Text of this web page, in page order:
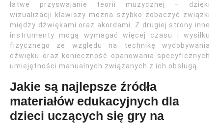
łatwe przyswajanie teorii muzycznej – dzięki
wizualizacji klawiszy można szybko zobaczyć związki
między dźwiękami oraz akordami. Z drugiej strony inne
instrumenty mogą wymagać więcej czasu i wysiłku
fizycznego ze względu na technikę wydobywania
dźwięku oraz konieczność opanowania specyficznych
umiejętności manualnych związanych z ich obsługą.
Jakie są najlepsze źródła
materiałów edukacyjnych dla
dzieci uczących się gry na